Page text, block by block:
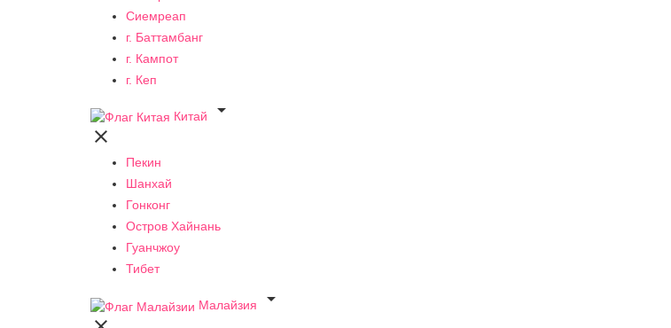
Сиемреап
г. Баттамбанг
г. Кампот
г. Кеп
Китай


Пекин
Шанхай
Гонконг
Остров Хайнань
Гуанчжоу
Тибет
Малайзия
